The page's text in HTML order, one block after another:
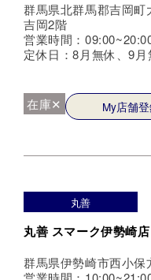
群馬県北群馬郡吉岡
吉岡2階
営業時間：
定休日：8月無休、9月
在庫✕ My店舗
丸善
丸善 スマーク伊勢崎店
群馬県伊勢崎市西小